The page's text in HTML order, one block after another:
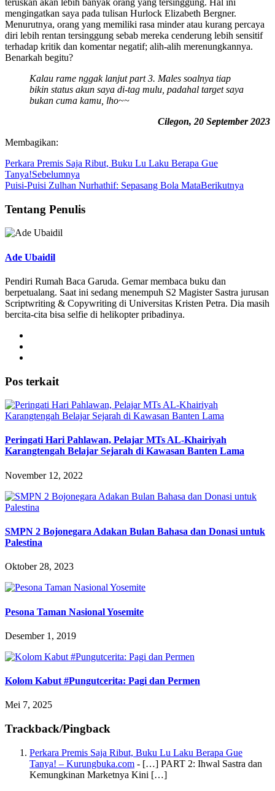
mengingatkan saya pada tulisan Hurlock Elizabeth Bergner.
Menurutnya, orang yang memiliki rasa minder atau kurang percaya
diri lebih rentan tersinggung sebab mereka cenderung lebih sensitif
terhadap kritik dan komentar negatif; alih-alih merenungkannya.
Benarkah begitu?
Kalau rame nggak lanjut part 3. Males soalnya tiap
bikin status akun saya di-tag mulu, padahal target saya
bukan cuma kamu, lho~~
Cilegon, 20 September 2023
Membagikan:
Perkara Premis Saja Ribut, Buku Lu Laku Berapa Gue
Tanya!Sebelumnya
Puisi-Puisi Zulhan Nurhathif: Sepasang Bola MataBerikutnya
Tentang Penulis
Ade Ubaidil
Pendiri Rumah Baca Garuda. Gemar membaca buku dan
berpetualang. Saat ini sedang menempuh S2 Magister Sastra jurusan
Scriptwriting & Copywriting di Universitas Kristen Petra. Dia masih
bercita-cita bisa selfie di helikopter pribadinya.
Pos terkait
Peringati Hari Pahlawan, Pelajar MTs AL-Khairiyah
Karangtengah Belajar Sejarah di Kawasan Banten Lama
November 12, 2022
SMPN 2 Bojonegara Adakan Bulan Bahasa dan Donasi untuk
Palestina
Oktober 28, 2023
Pesona Taman Nasional Yosemite
Desember 1, 2019
Kolom Kabut #Pungutcerita: Pagi dan Permen
Mei 7, 2025
Trackback/Pingback
Perkara Premis Saja Ribut, Buku Lu Laku Berapa Gue
Tanya! – Kurungbuka.com - […] PART 2: Ihwal Sastra dan
Kemungkinan Marketnya Kini […]